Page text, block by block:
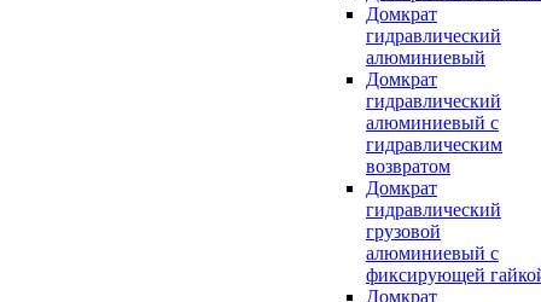
Домкрат
гидравлический
алюминиевый
Домкрат
гидравлический
алюминиевый с
гидравлическим
возвратом
Домкрат
гидравлический
грузовой
алюминиевый с
фиксирующей
Домкрат